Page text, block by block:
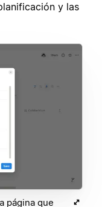
y las
página que